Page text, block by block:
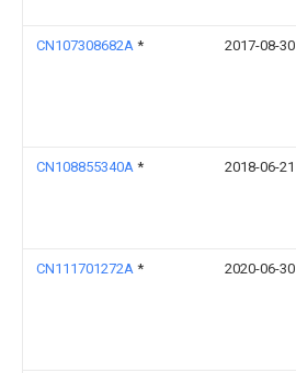
CN107308682A * 2017-08-30
CN108855340A * 2018-06-21
CN111701272A * 2020-06-30